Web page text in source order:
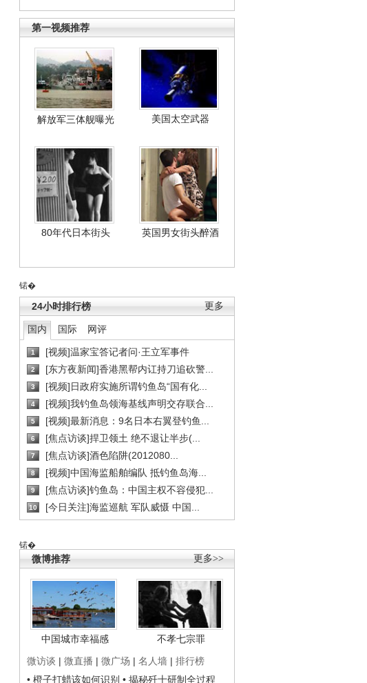
第一视频推荐
解放军三体舰曝光 美国太空武器
80年代日本街头 英国男女街头醉酒
锘�
更多
24小时排行榜
国内 国际 网评
1 [视频]温家宝答记者问·王立军事件
2 [东方夜新闻]香港黑帮内讧持刀追砍警...
3 [视频]日政府实施所谓钓鱼岛“国有化...
4 [视频]我钓鱼岛领海基线声明交存联合...
5 [视频]最新消息：9名日本右翼登钓鱼...
6 [焦点访谈]捍卫领土 绝不退让半步(...
7 [焦点访谈]酒色陷阱(2012080...
8 [视频]中国海监船舶编队 抵钓鱼岛海...
9 [焦点访谈]钓鱼岛：中国主权不容侵犯...
10 [今日关注]海监巡航 军队威慑 中国...
锘�
更多>>
微博推荐
中国城市幸福感
不孝七宗罪
微访谈 | 微直播 | 微广场 | 名人墙 | 排行榜
• 橙子打蜡该如何识别 • 揭秘歼十研制全过程